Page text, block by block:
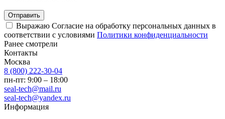
Отправить
Выражаю Согласие на обработку персональных данных в
соответствии с условиями Политики конфиденциальности
Ранее смотрели
Контакты
Москва
8 (800) 222-30-04
пн-пт: 9:00 – 18:00
seal-tech@mail.ru
seal-tech@yandex.ru
Информация